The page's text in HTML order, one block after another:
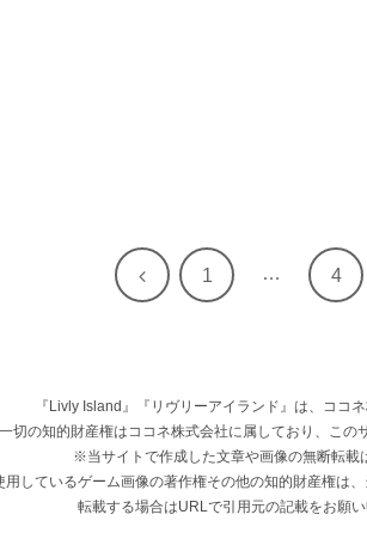
前 1 … 4
『Livly Island』『リヴリーアイランド』は、ココネ
切の知的財産権はココネ株式会社に属しており、こ
※当サイトで作成した文章や画像の無断転載
用しているゲーム画像の著作権その他の知的財産権は
転載する場合はURLで引用元の記載をお願い